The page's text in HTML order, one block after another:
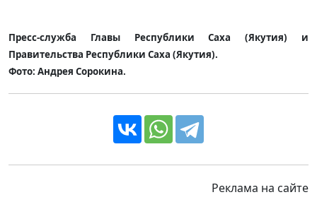
Пресс-служба Главы Республики Саха (Якутия) и
Правительства Республики Саха (Якутия).
Фото: Андрея Сорокина.
Реклама на сайте